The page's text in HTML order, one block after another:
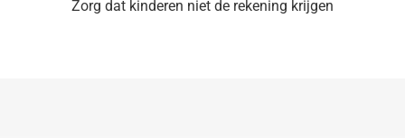
Zorg dat kinderen niet de rekening krijgen